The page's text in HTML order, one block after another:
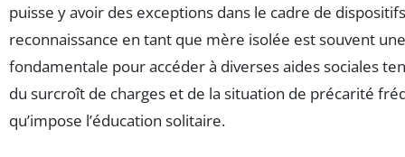
puisse y avoir des exceptions dans le cadre de
reconnaissance en tant que mère isolée est souvent
fondamentale pour accéder à diverses aides sociales
du surcroît de charges et de la situation de précarité
qu’impose l’éducation solitaire.